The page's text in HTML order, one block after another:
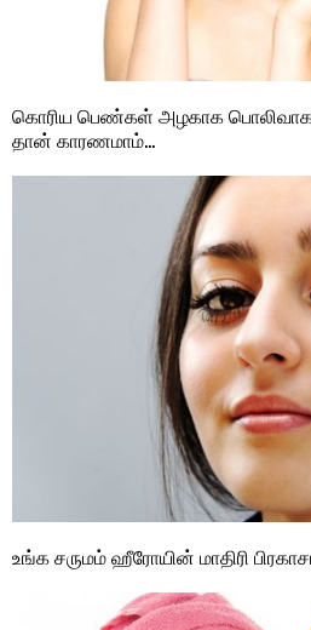
கொரிய பெண்கள் அழகாக
தான் காரணமாம்…
உங்க சருமம் ஹீரோயின் மாதிரி